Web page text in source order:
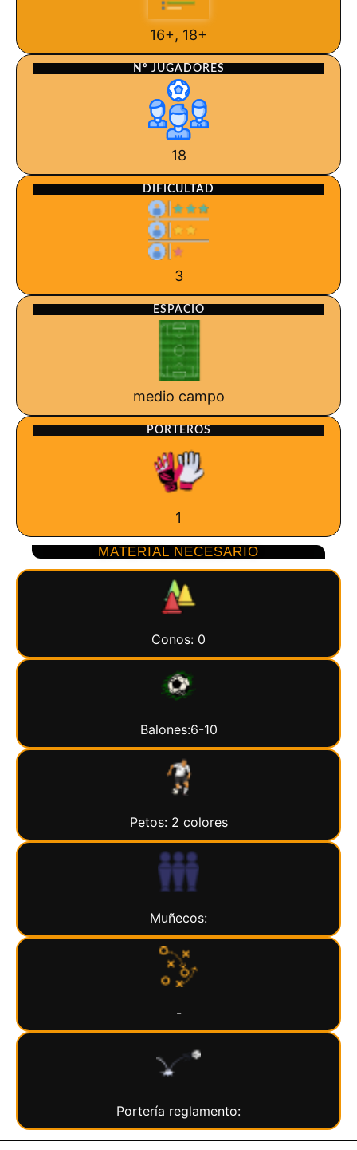
16+, 18+
Nº JUGADORES
18
DIFICULTAD
3
ESPACIO
medio campo
PORTEROS
1
MATERIAL NECESARIO
Conos: 0
Balones:6-10
Petos: 2 colores
Muñecos:
-
Portería reglamento: